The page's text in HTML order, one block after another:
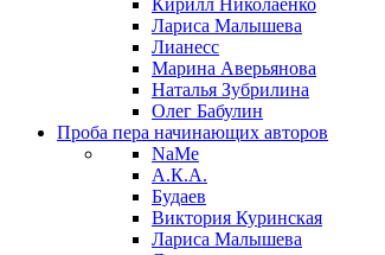
Кирилл Николаенко
Лариса Малышева
Лианесс
Марина Аверьянова
Наталья Зубрилина
Олег Бабулин
Проба пера начинающих авторов
NaMe
А.К.А.
Будаев
Виктория Куринская
Лариса Малышева